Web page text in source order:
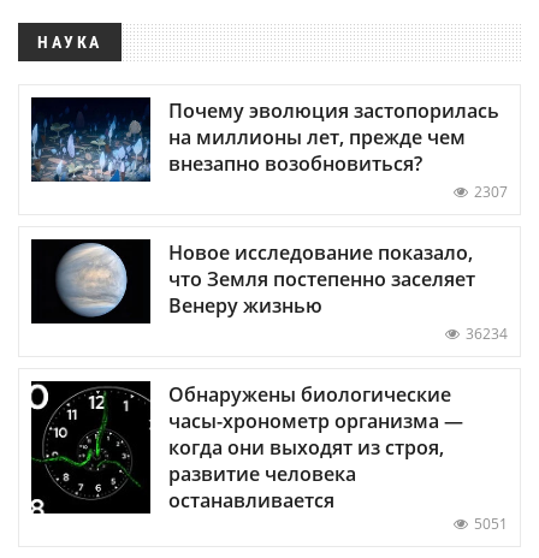
НАУКА
Почему эволюция застопорилась
на миллионы лет, прежде чем
внезапно возобновиться?
2307
Новое исследование показало,
что Земля постепенно заселяет
Венеру жизнью
36234
Обнаружены биологические
часы-хронометр организма —
когда они выходят из строя,
развитие человека
останавливается
5051